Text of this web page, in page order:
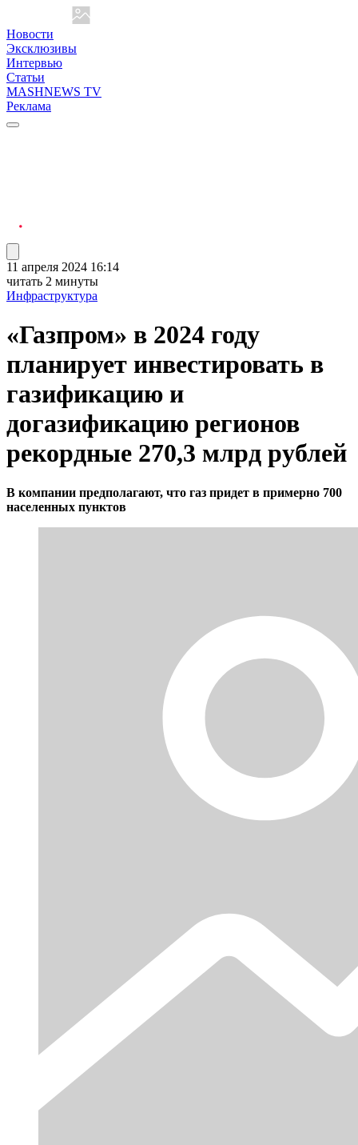
Новости
Эксклюзивы
Интервью
Статьи
MASHNEWS TV
Реклама
11 апреля 2024 16:14
читать 2 минуты
Инфраструктура
«Газпром» в 2024 году
планирует инвестировать в
газификацию и
догазификацию регионов
рекордные 270,3 млрд рублей
В компании предполагают, что газ придет в примерно 700
населенных пунктов